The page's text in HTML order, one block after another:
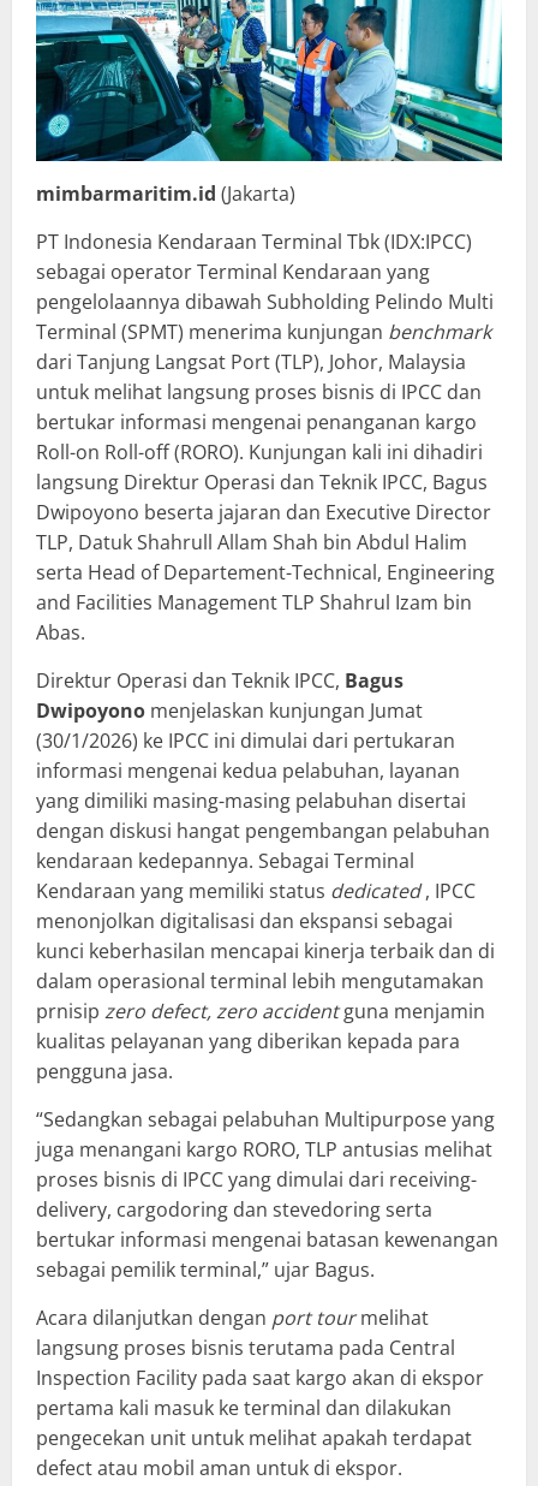
mimbarmaritim.id (Jakarta)
PT Indonesia Kendaraan Terminal Tbk (IDX:IPCC)
sebagai operator Terminal Kendaraan yang
pengelolaannya dibawah Subholding Pelindo Multi
Terminal (SPMT) menerima kunjungan benchmark
dari Tanjung Langsat Port (TLP), Johor, Malaysia
untuk melihat langsung proses bisnis di IPCC dan
bertukar informasi mengenai penanganan kargo
Roll-on Roll-off (RORO). Kunjungan kali ini dihadiri
langsung Direktur Operasi dan Teknik IPCC, Bagus
Dwipoyono beserta jajaran dan Executive Director
TLP, Datuk Shahrull Allam Shah bin Abdul Halim
serta Head of Departement-Technical, Engineering
and Facilities Management TLP Shahrul Izam bin
Abas.
Direktur Operasi dan Teknik IPCC, Bagus
Dwipoyono menjelaskan kunjungan Jumat
(30/1/2026) ke IPCC ini dimulai dari pertukaran
informasi mengenai kedua pelabuhan, layanan
yang dimiliki masing-masing pelabuhan disertai
dengan diskusi hangat pengembangan pelabuhan
kendaraan kedepannya. Sebagai Terminal
Kendaraan yang memiliki status dedicated, IPCC
menonjolkan digitalisasi dan ekspansi sebagai
kunci keberhasilan mencapai kinerja terbaik dan di
dalam operasional terminal lebih mengutamakan
prnisip zero defect,zero accidentguna menjamin
kualitas pelayanan yang diberikan kepada para
pengguna jasa.
“Sedangkan sebagai pelabuhan Multipurpose yang
juga menangani kargo RORO, TLP antusias melihat
proses bisnis di IPCC yang dimulai dari receiving-
delivery, cargodoring dan stevedoring serta
bertukar informasi mengenai batasan kewenangan
sebagai pemilik terminal,” ujar Bagus.
Acara dilanjutkan dengan port tourmelihat
langsung proses bisnis terutama pada Central
Inspection Facility pada saat kargo akan di ekspor
pertama kali masuk ke terminal dan dilakukan
pengecekan unit untuk melihat apakah terdapat
defect atau mobil aman untuk di ekspor.